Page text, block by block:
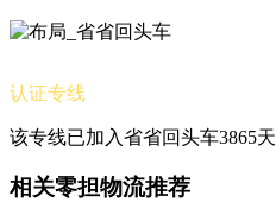
认证专线
该专线已加入省省回头车3865天
相关零担物流推荐